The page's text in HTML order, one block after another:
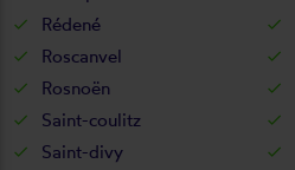
Rédené
Roscanvel
Rosnoën
Saint-coulitz
Saint-divy